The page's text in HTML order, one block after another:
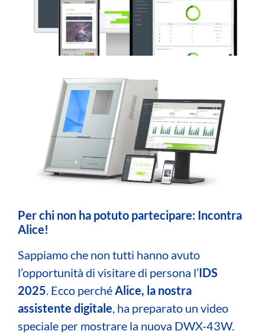
Per chi non ha potuto partecipare: Incontra
Alice!
Sappiamo che non tutti hanno avuto
l’opportunità di visitare di persona l’IDS
2025. Ecco perchéAlice, la nostra
assistente digitale, ha preparato un video
speciale per mostrare la nuova DWX-43W.